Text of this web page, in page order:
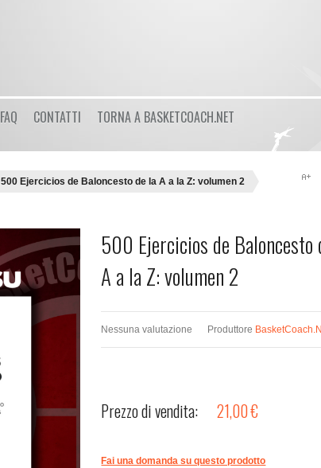
FAQ CONTATTI TORNA A BASKETCOACH.NET
500 Ejercicios de Baloncesto de la A a la Z: volumen 2
500 Ejercicios de Baloncesto
A a la Z: volumen 2
Nessuna valutazione Produttore
Prezzo di vendita: 21,00 €
Fai una domanda su questo prodotto
LoginorRegistrati
Nome utente
Password